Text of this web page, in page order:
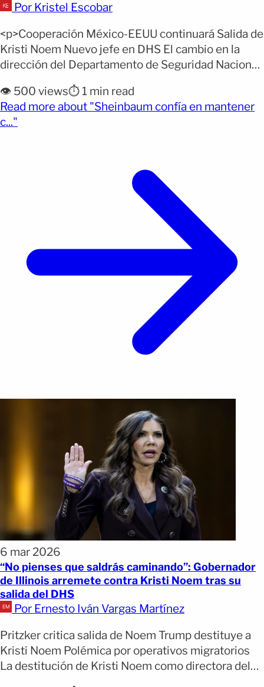
Por Kristel Escobar
<p>Cooperación México-EEUU continuará Salida de
Kristi Noem Nuevo jefe en DHS El cambio en la
dirección del Departamento de Seguridad Nacional
coordinación entre ambos países. Así lo expresó
este viernes la presidenta de México, Claudia
Sheinbaum, quien aseguró que la cooperación
👁️ 500 views⏱️ 1 min read
Read more about "Sheinbaum confía en mantener
c..."
6 mar 2026
“No pienses que saldrás caminando”: Gobernador
de Illinois arremete contra Kristi Noem tras su
salida del DHS
Por Ernesto Iván Vargas Martínez
Pritzker critica salida de Noem Trump destituye a
Kristi Noem Polémica por operativos migratorios
La destitución de Kristi Noem como directora del